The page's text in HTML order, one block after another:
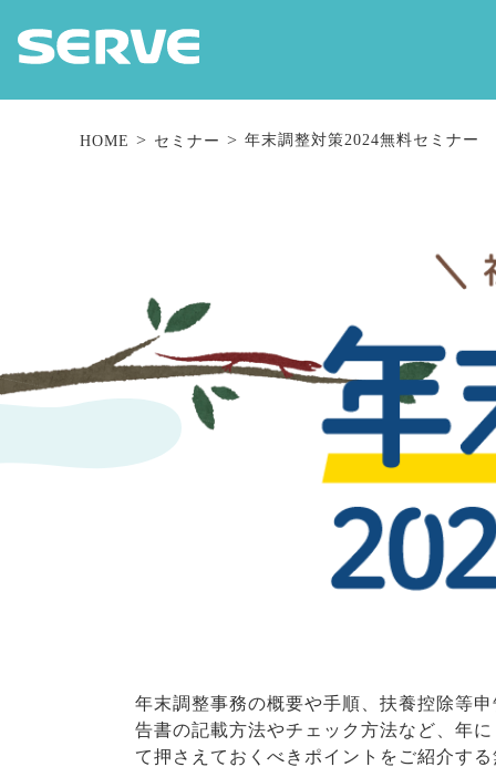
HOME セミナー 年末調整対策2024無料セミナー
年末調整事務の概要や手順、扶養控除等
告書の記載方法やチェック方法など、年
て押さえておくべきポイントをご紹介す